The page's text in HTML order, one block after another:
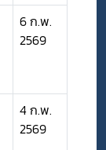
6 ก.พ.
2569
4 ก.พ.
2569